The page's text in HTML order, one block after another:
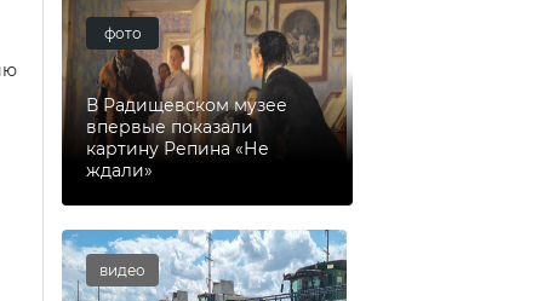
фото
В Радищевском музее
впервые показали
картину Репина «Не
ждали»
видео